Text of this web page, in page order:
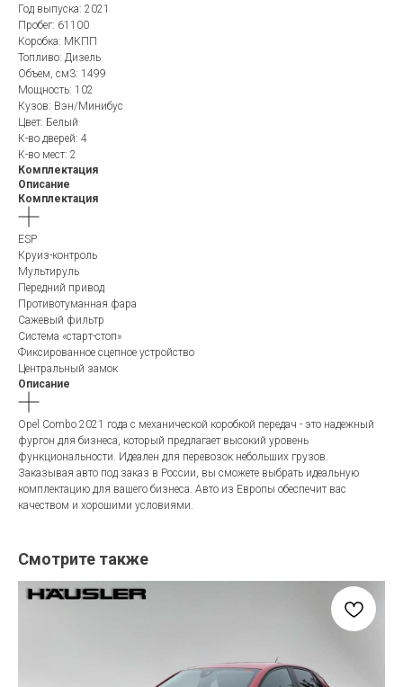
Год выпуска: 2021
Пробег: 61100
Коробка: МКПП
Топливо: Дизель
Объем, см3: 1499
Мощность: 102
Кузов: Вэн/Минибус
Цвет: Белый
К-во дверей: 4
К-во мест: 2
Комплектация
Описание
Комплектация
ESP
Круиз-контроль
Мультируль
Передний привод
Противотуманная фара
Сажевый фильтр
Система «старт-стоп»
Фиксированное сцепное устройство
Центральный замок
Описание
Opel Combo 2021 года с механической коробкой передач - это надежный
фургон для бизнеса, который предлагает высокий уровень
функциональности. Идеален для перевозок небольших грузов.
Заказывая авто под заказ в России, вы сможете выбрать идеальную
комплектацию для вашего бизнеса. Авто из Европы обеспечит вас
качеством и хорошими условиями.
Смотрите также